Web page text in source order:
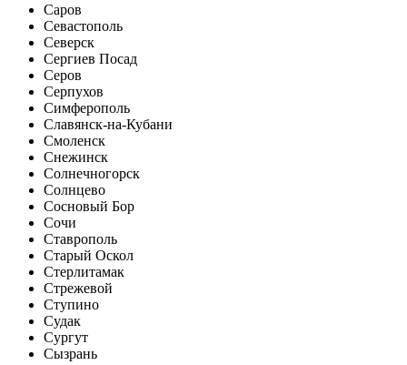
Саров
Севастополь
Северск
Сергиев Посад
Серов
Серпухов
Симферополь
Славянск-на-Кубани
Смоленск
Снежинск
Солнечногорск
Солнцево
Сосновый Бор
Сочи
Ставрополь
Старый Оскол
Стерлитамак
Стрежевой
Ступино
Судак
Сургут
Сызрань